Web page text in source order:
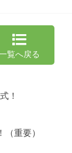
覧へ戻る
（重要）
！